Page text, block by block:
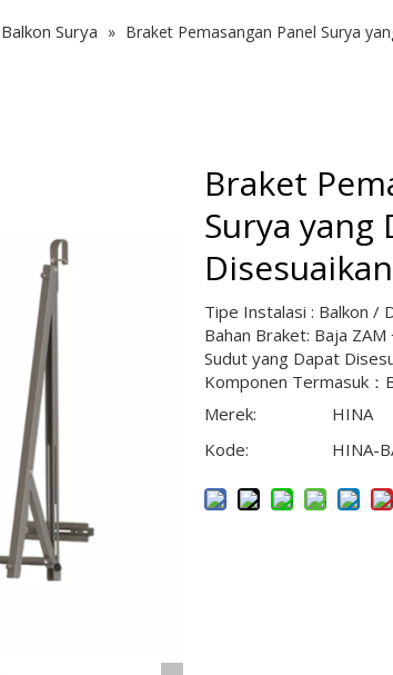
Surya » Braket Pemasangan Panel Surya
Braket
Surya yang
Tipe Instalasi : Balkon /
Bahan Braket: Baja
Sudut yang Dapat
Komponen Termasuk：
Merek:
HINA
Kode:
HINA-